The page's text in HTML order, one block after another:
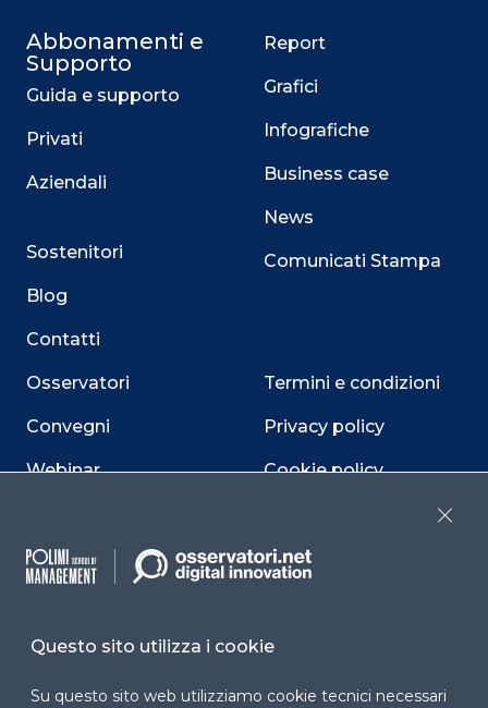
Abbonamenti e
Supporto
Guida e supporto
Privati
Aziendali
Sostenitori
Blog
Contatti
Osservatori
Convegni
Webinar
Report
Grafici
Infografiche
Business case
News
Comunicati Stampa
Termini e condizioni
Privacy policy
Cookie policy
Dichiarazione di
accessibilità
Questo sito utilizza i cookie
Su questo sito web utilizziamo cookie tecnici necessari